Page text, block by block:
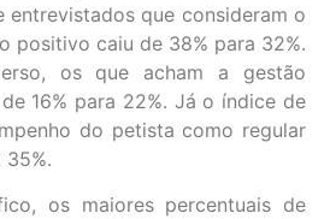
entrevistados que consideram o
positivo caiu de 38% para 32%.
os que acham a gestão
16% para 22%. Já o índice de
do petista como regular
35%.
os maiores percentuais de